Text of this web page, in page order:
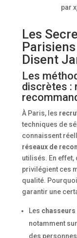
par
Les
Parisiens
Disent
Les
discrètes :
À Paris, les
techniques de
connaissent
réseaux de
utilisés. En
privilégient ces
qualité. Pourquoi
garantir une
Les chasseurs
notamment
des